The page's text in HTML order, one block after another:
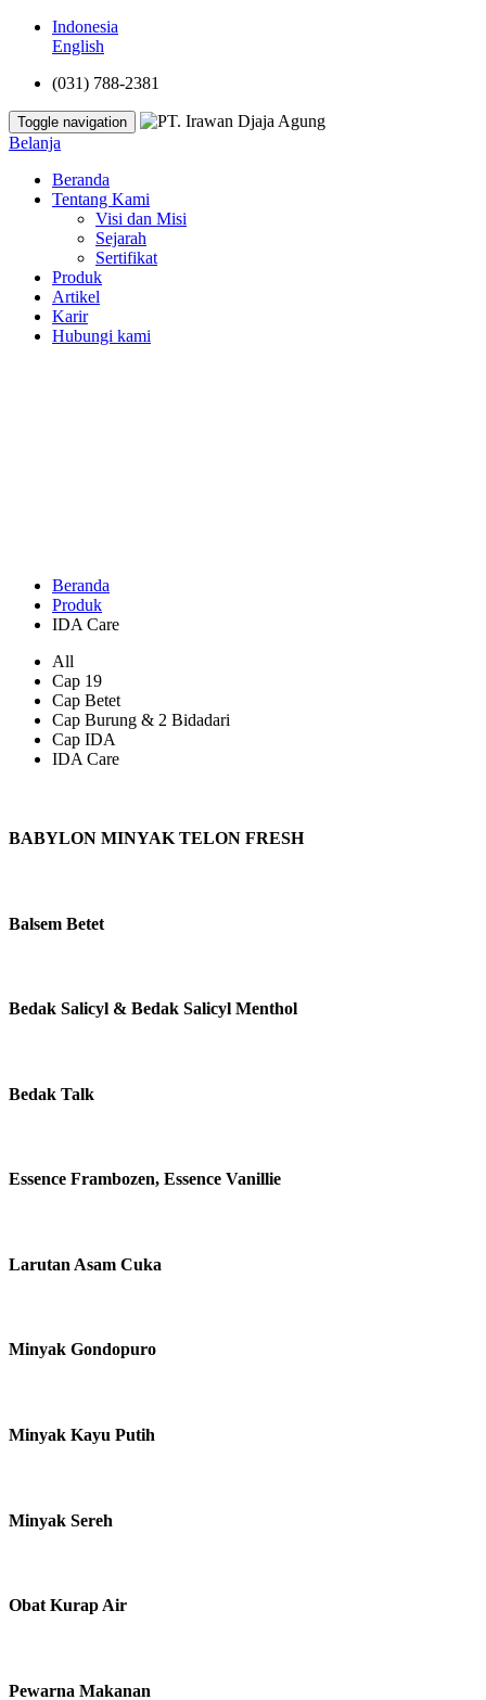
Indonesia
English
(031) 788-2381
Toggle navigation
Belanja
Beranda
Tentang Kami
Visi dan Misi
Sejarah
Sertifikat
Produk
Artikel
Karir
Hubungi kami
Beranda
Produk
IDA Care
All
Cap 19
Cap Betet
Cap Burung & 2 Bidadari
Cap IDA
IDA Care
BABYLON MINYAK TELON FRESH
Balsem Betet
Bedak Salicyl & Bedak Salicyl Menthol
Bedak Talk
Essence Frambozen, Essence Vanillie
Larutan Asam Cuka
Minyak Gondopuro
Minyak Kayu Putih
Minyak Sereh
Obat Kurap Air
Pewarna Makanan